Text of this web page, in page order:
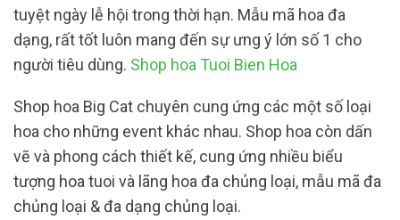
tuyệt ngày lễ hội trong thời hạn. Mẫu mã hoa đa
dạng, rất tốt luôn mang đến sự ưng ý lớn số 1 cho
người tiêu dùng. Shop hoa Tuoi Bien Hoa
Shop hoa Big Cat chuyên cung ứng các một số loại
hoa cho những event khác nhau. Shop hoa còn dấn
vẽ và phong cách thiết kế, cung ứng nhiều biểu
tượng hoa tuoi và lãng hoa đa chủng loại, mẫu mã đa
chủng loại & đa dạng chủng loại.